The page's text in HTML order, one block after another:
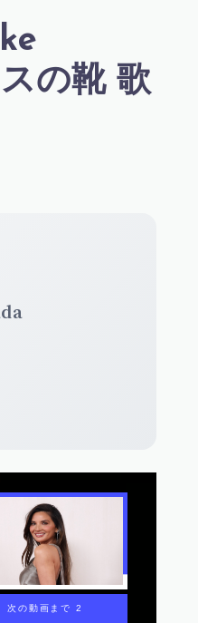
の靴 歌
次の動画まで 1